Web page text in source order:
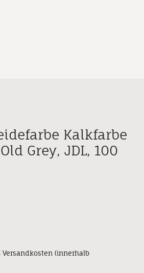
Kalkfarbe
Grey, JDL, 100
Versandkosten (innerhalb